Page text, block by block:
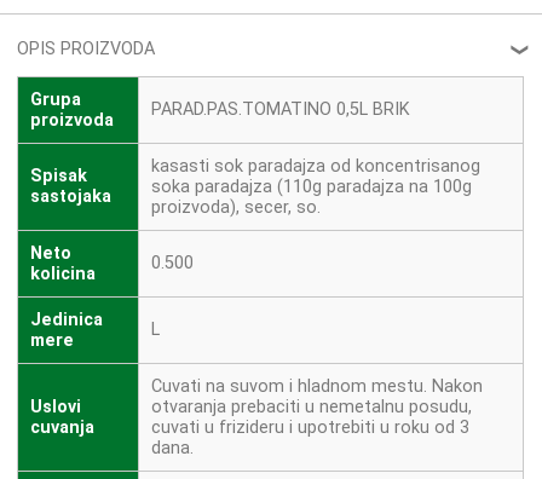
OPIS PROIZVODA ❮
Grupa
proizvoda
PARAD.PAS.TOMATINO 0,5L BRIK
Spisak
sastojaka
kasasti sok paradajza od koncentrisanog
soka paradajza (110g paradajza na 100g
proizvoda), secer, so.
Neto
kolicina
0.500
Jedinica
mere
L
Uslovi
cuvanja
Cuvati na suvom i hladnom mestu. Nakon
otvaranja prebaciti u nemetalnu posudu,
cuvati u frizideru i upotrebiti u roku od 3
dana.